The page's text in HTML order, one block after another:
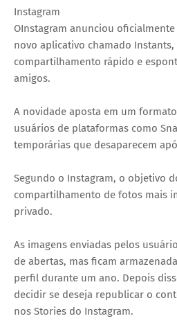
Instagram
OInstagram anunciou
novo aplicativo chamado
compartilhamento rápido e
amigos.
A novidade aposta em um
usuários de plataformas como
temporárias que desaparecem
Segundo o Instagram, o objetivo
compartilhamento de fotos mais
privado.
As imagens enviadas pelos
de abertas, mas ficam
perfil durante um ano. Depois
decidir se deseja republicar o
nos Stories do Instagram.